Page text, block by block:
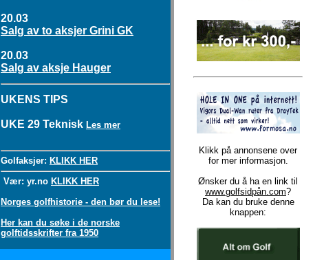
20.03
Salg av to aksjer Grini GK
20.03
Salg av aksje Hauger
UKENS TIPS
UKE 29 Teknisk Les mer
Golfaksjer: KLIKK HER
Vær: yr.no KLIKK HER
Norges golfhistorie - den bør du lese!
Her kan du søke i de norske
golftidsskrifter fra 1950
Klikk på annonsene over
for mer informasjon.
Ønsker du å ha en link til
www.golfsidpån.com?
Da kan du bruke denne
knappen: